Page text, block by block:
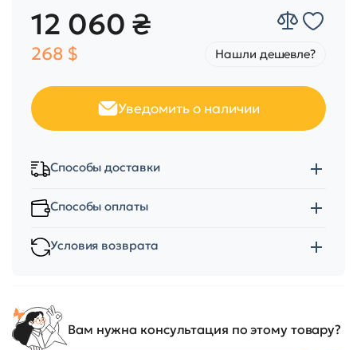
12 060 ₴
268 $ Нашли дешевле?
Уведомить о наличии
Способы доставки
Способы оплаты
Условия возврата
Вам нужна консультация по этому товару?